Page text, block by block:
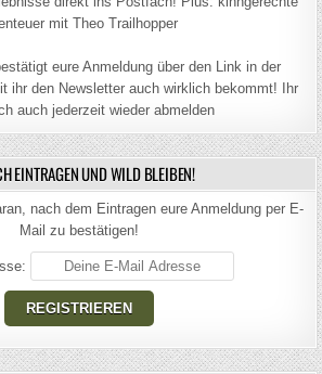
mit Theo Trailhopper
eure Anmeldung über den Link in der
ihr den Newsletter auch wirklich bekommt! Ihr
auch jederzeit wieder abmelden
EINTRAGEN UND WILD BLEIBEN!
nach dem Eintragen eure Anmeldung per E-
Mail zu bestätigen!